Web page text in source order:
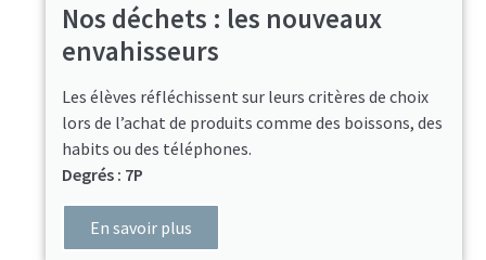
Nos déchets : les nouveaux
envahisseurs
Les élèves réfléchissent sur leurs critères de choix
lors de l’achat de produits comme des boissons, des
habits ou des téléphones.
Degrés : 7P
En savoir plus